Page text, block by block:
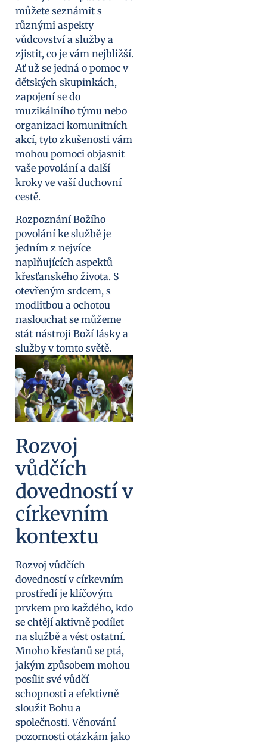
můžete seznámit s
různými aspekty
vůdcovství a služby a
zjistit, co je vám nejbližší.
Ať už se jedná o pomoc v
dětských skupinkách,
zapojení se do
muzikálního týmu nebo
organizaci komunitních
akcí, tyto zkušenosti vám
mohou pomoci objasnit
vaše povolání a další
kroky ve vaší duchovní
cestě.
Rozpoznání Božího
povolání ke službě je
jedním z nejvíce
naplňujících aspektů
křesťanského života. S
otevřeným srdcem, s
modlitbou a ochotou
naslouchat se můžeme
stát nástroji Boží lásky a
služby v tomto světě.
Rozvoj
vůdčích
dovedností v
církevním
kontextu
Rozvoj vůdčích
dovedností v církevním
prostředí je klíčovým
prvkem pro každého, kdo
se chtějí aktivně podílet
na službě a vést ostatní.
Mnoho křesťanů se ptá,
jakým způsobem mohou
posílit své vůdčí
schopnosti a efektivně
sloužit Bohu a
společnosti. Věnování
pozornosti otázkám jako